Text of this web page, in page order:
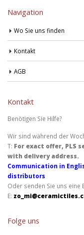
Navigation
Wo Sie uns finden
Kontakt
AGB
Kontakt
Benötigen Sie Hilfe?
Wir sind während der
T: For exact offer, PLS
with delivery address.
Communication in
distributors
Oder senden Sie uns eine
E:
Folge uns